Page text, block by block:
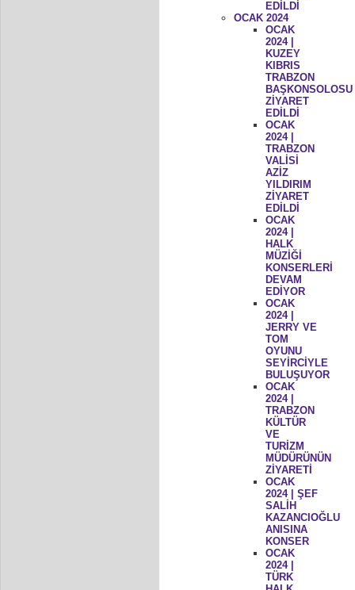
EDİLDİ
OCAK 2024
OCAK
2024 |
KUZEY
KIBRIS
TRABZON
BAŞKONSOLOSU
ZİYARET
EDİLDİ
OCAK
2024 |
TRABZON
VALİSİ
AZİZ
YILDIRIM
ZİYARET
EDİLDİ
OCAK
2024 |
HALK
MÜZİĞİ
KONSERLERİ
DEVAM
EDİYOR
OCAK
2024 |
JERRY VE
TOM
OYUNU
SEYİRCİYLE
BULUŞUYOR
OCAK
2024 |
TRABZON
KÜLTÜR
VE
TURİZM
MÜDÜRÜNÜN
ZİYARETİ
OCAK
2024 | ŞEF
SALİH
KAZANCIOĞLU
ANISINA
KONSER
OCAK
2024 |
TÜRK